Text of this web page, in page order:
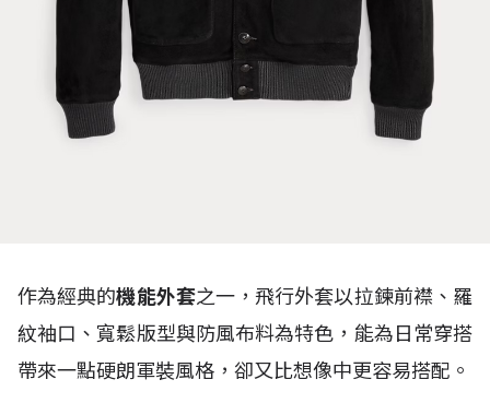
作為經典的機能外套之一，飛行外套以拉鍊前襟、羅
紋袖口、寬鬆版型與防風布料為特色，能為日常穿搭
帶來一點硬朗軍裝風格，卻又比想像中更容易搭配。